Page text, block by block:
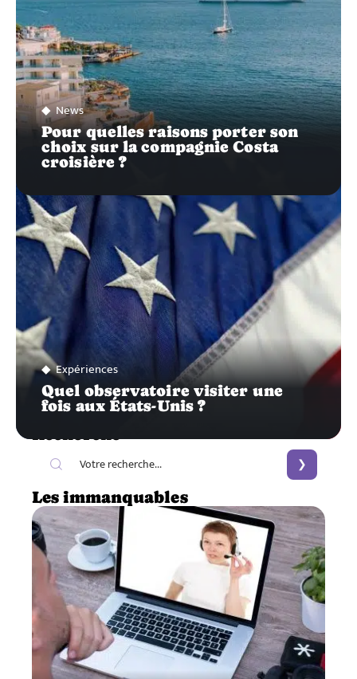
News
Pour quelles raisons porter son
choix sur la compagnie Costa
croisière ?
Expériences
Quel observatoire visiter une
fois aux États-Unis ?
Les immanquables